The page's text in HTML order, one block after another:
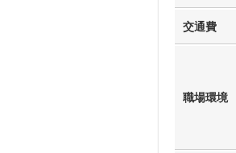
交通費
職場環境